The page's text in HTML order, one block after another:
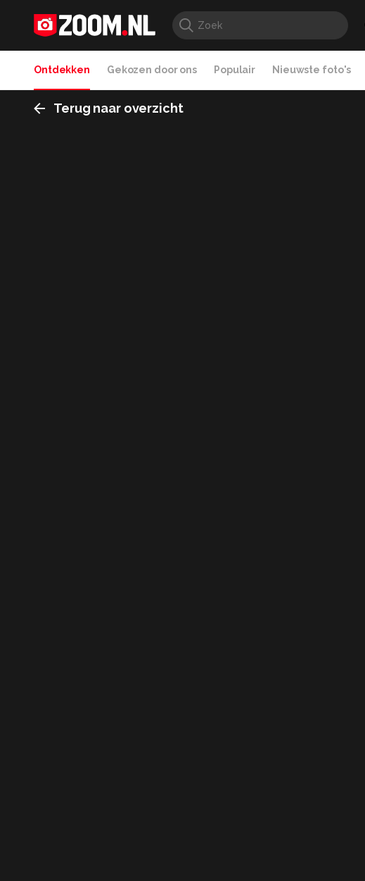
Ontdekken Gekozen door ons Populair Nieuwste foto's
Terug naar overzicht